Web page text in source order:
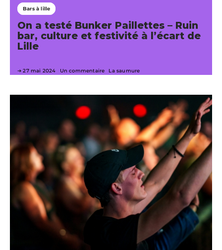
Bars à lille
On a testé Bunker Paillettes – Ruin
bar, culture et festivité à l’écart de
Lille
27 mai 2024 Un commentaire La saumure